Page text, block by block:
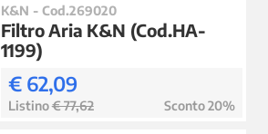
K&N - Cod.269020
Filtro Aria K&N (Cod.HA-
1199)
€ 62,09
Listino€ 77,62 Sconto 20%